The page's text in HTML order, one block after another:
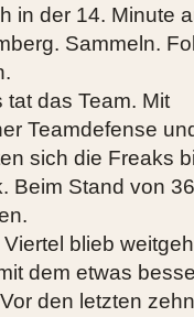
in der 14. Minute
Sammeln.
das Team. Mit
Teamdefense
sich die Freaks
Beim Stand von
blieb
dem etwas
den letzten zehn